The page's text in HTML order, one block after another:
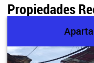
Propiedades